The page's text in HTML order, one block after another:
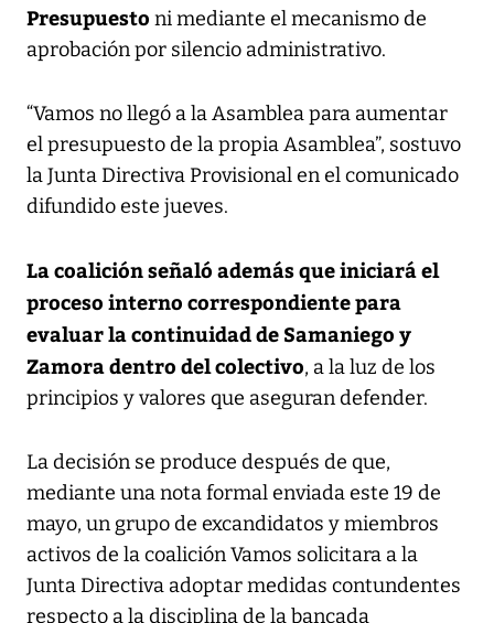
Presupuesto ni mediante el mecanismo de
aprobación por silencio administrativo.
“Vamos no llegó a la Asamblea para aumentar
el presupuesto de la propia Asamblea”, sostuvo
la Junta Directiva Provisional en el comunicado
difundido este jueves.
La coalición señaló además que iniciará el
proceso interno correspondiente para
evaluar la continuidad de Samaniego y
Zamora dentro del colectivo, a la luz de los
principios y valores que aseguran defender.
La decisión se produce después de que,
mediante una nota formal enviada este 19 de
mayo, un grupo de excandidatos y miembros
activos de la coalición Vamos solicitara a la
Junta Directiva adoptar medidas contundentes
respecto a la disciplina de la bancada